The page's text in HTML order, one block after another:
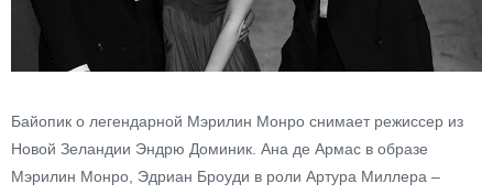
Байопик о легендарной Мэрилин Монро снимает режиссер из
Новой Зеландии Эндрю Доминик. Ана де Армас в образе
Мэрилин Монро, Эдриан Броуди в роли Артура Миллера –